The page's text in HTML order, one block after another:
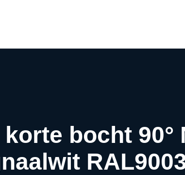
Airco informatiewijzer
bocht 90°